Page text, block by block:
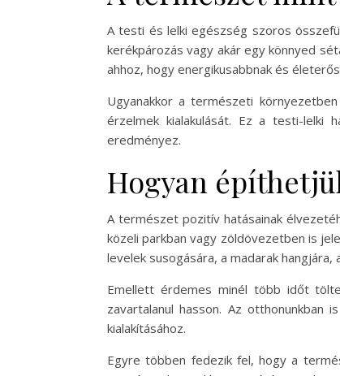
A testi és lelki egészség szoros
kerékpározás vagy akár egy könnyed
ahhoz, hogy energikusabbnak és
Ugyanakkor a természeti
érzelmek kialakulását. Ez a testi-lelki
eredményez.
Hogyan
A természet pozitív hatásainak
közeli parkban vagy zöldövezetben is
levelek susogására, a madarak hangjára,
Emellett érdemes minél több időt
zavartalanul hasson. Az
kialakításához.
Egyre többen fedezik fel, hogy a